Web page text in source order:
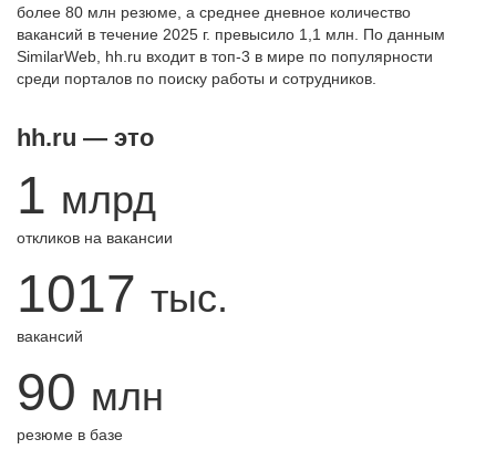
более 80 млн резюме, а среднее дневное количество
вакансий в течение 2025 г. превысило 1,1 млн. По данным
SimilarWeb, hh.ru входит в топ-3 в мире по популярности
среди порталов по поиску работы и сотрудников.
hh.ru — это
1 млрд
откликов на вакансии
1017 тыс.
вакансий
90 млн
резюме в базе